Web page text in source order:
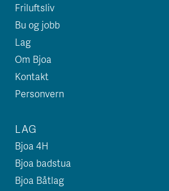
Friluftsliv
Bu og jobb
Lag
Om Bjoa
Kontakt
Personvern
LAG
Bjoa 4H
Bjoa badstua
Bjoa Båtlag